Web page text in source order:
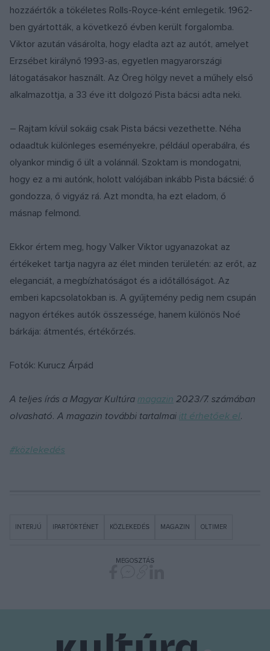
hozzáértők a tökéletes Rolls-Royce-ként emlegetik. 1962-
ben gyártották, a következő évben került forgalomba.
Viktor azután vásárolta, hogy eladta azt az autót, amelyet
Erzsébet királynő 1993-as, egyetlen magyarországi
látogatásakor használt. Az Öreg hölgy nevet a műhely első
alkalmazottja, a 33 éve itt dolgozó Pista bácsi adta neki.
– Rajtam kívül sokáig csak Pista bácsi vezethette. Néha
odaadtuk különleges eseményekre, például operabálra, és
olyankor mindig ő ült a volánnál. Szoktam is mondogatni,
hogy ez a mi autónk, holott valójában inkább Pista bácsié: ő
gondozza, ő vigyáz rá. Azt mondta, ha ezt eladom, ő
másnap felmond.
Ekkor értem meg, hogy Valker Viktor ugyanazokat az
értékeket tartja nagyra az élet minden területén: az erőt, az
eleganciát, a megbízhatóságot és a időtállóságot. Az
emberi kapcsolatokban is. A gyűjtemény pedig nem csupán
nagyon értékes autók összessége, hanem különös Noé
bárkája: átmentés, értékőrzés.
Fotók: Kurucz Árpád
A teljes írás a Magyar Kultúra magazin 2023/7. számában
olvasható. A magazin további tartalmai itt érhetőek el.
#közlekedés
INTERJÚ IPARTÖRTÉNET KÖZLEKEDÉS MAGAZIN OLTIMER
MEGOSZTÁS